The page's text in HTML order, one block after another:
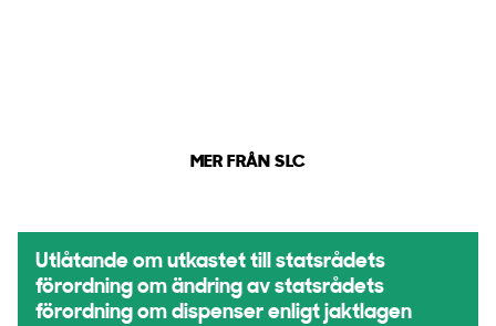
MER FRÅN SLC
Utlåtande om utkastet till statsrådets
förordning om ändring av statsrådets
förordning om dispenser enligt jaktlagen